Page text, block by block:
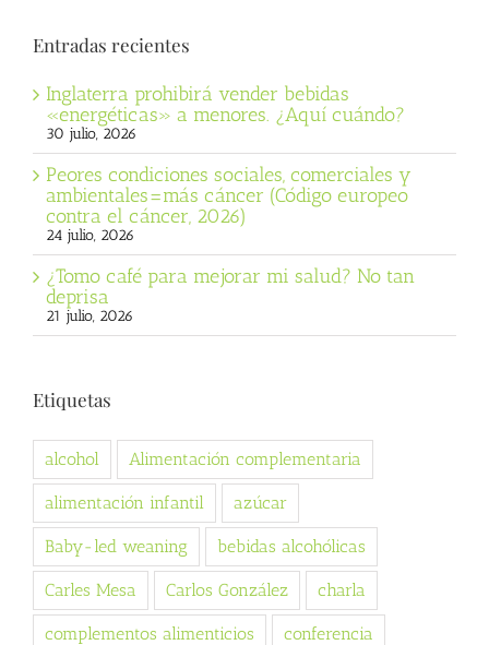
Entradas recientes
Inglaterra prohibirá vender bebidas
«energéticas» a menores. ¿Aquí cuándo?
30 julio, 2026
Peores condiciones sociales, comerciales y
ambientales=más cáncer (Código europeo
contra el cáncer, 2026)
24 julio, 2026
¿Tomo café para mejorar mi salud? No tan
deprisa
21 julio, 2026
Etiquetas
alcohol Alimentación complementaria
alimentación infantil azúcar
Baby-led weaning bebidas alcohólicas
Carles Mesa Carlos González charla
complementos alimenticios conferencia